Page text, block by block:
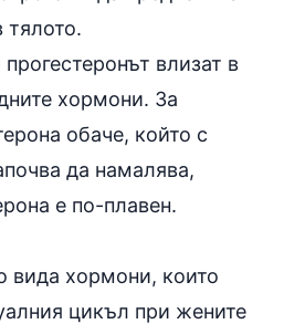
тялото.
влизат в
хормони. За
обаче, който с
да намалява,
е по-плавен.
вида хормони, които
цикъл при жените